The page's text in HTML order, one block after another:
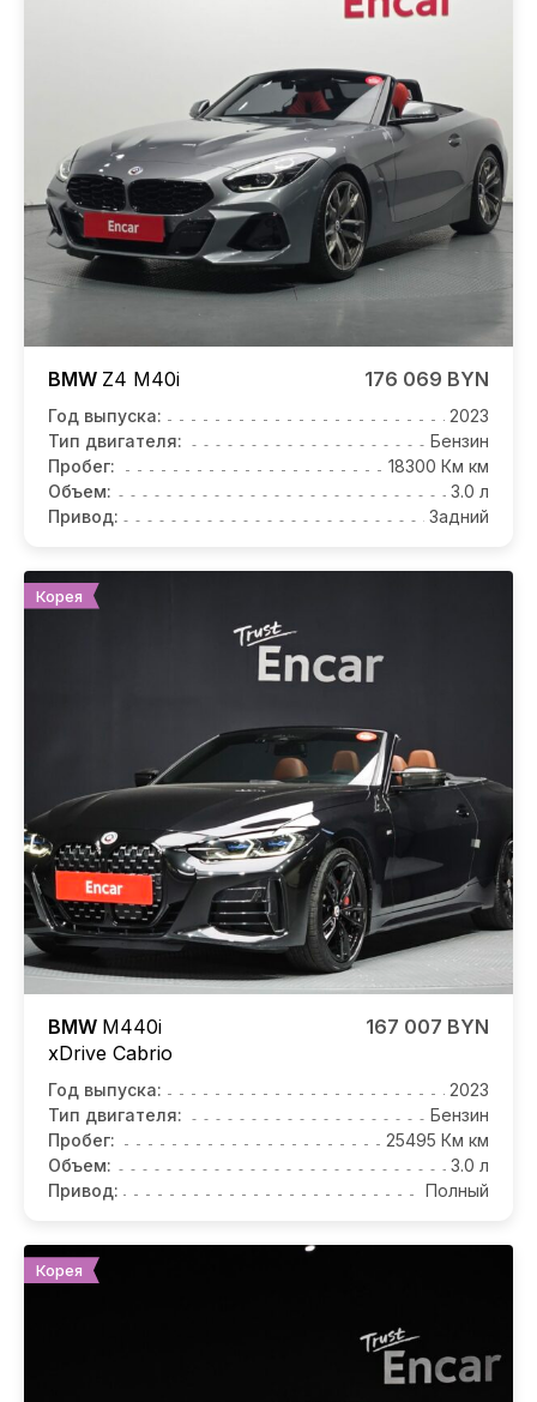
BMW Z4 M40i 176 069 BYN
Год выпуска:
2023
Тип двигателя:
Бензин
Пробег:
18300 Км км
Объем:
3.0 л
Привод:
Задний
Корея
BMW M440i
xDrive Cabrio
167 007 BYN
Год выпуска:
2023
Тип двигателя:
Бензин
Пробег:
25495 Км км
Объем:
3.0 л
Привод:
Полный
Корея